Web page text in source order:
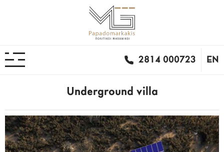
2814 000723 EN
Underground villa